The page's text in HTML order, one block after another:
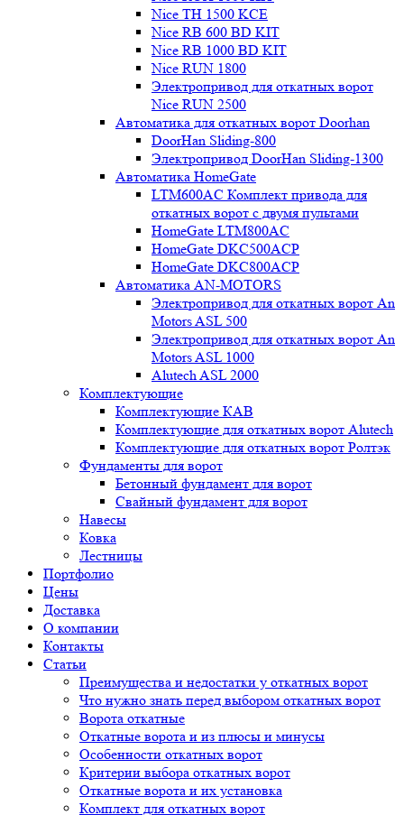
Nice TH 1500 KCE
Nice RB 600 BD KIT
Nice RB 1000 BD KIT
Nice RUN 1800
Электропривод для откатных ворот
Nice RUN 2500
Автоматика для откатных ворот Doorhan
DoorHan Sliding-800
Электропривод DoorHan Sliding-1300
Автоматика HomeGate
LTM600AC Комплект привода для
откатных ворот с двумя пультами
HomeGate LTM800AC
HomeGate DKC500ACP
HomeGate DKC800ACP
Автоматика AN-MOTORS
Электропривод для откатных ворот An
Motors ASL 500
Электропривод для откатных ворот An
Motors ASL 1000
Alutech ASL 2000
Комплектующие
Комплектующие КАВ
Комплектующие для откатных ворот Alutech
Комплектующие для откатных ворот Ролтэк
Фундаменты для ворот
Бетонный фундамент для ворот
Свайный фундамент для ворот
Навесы
Ковка
Лестницы
Портфолио
Цены
Доставка
О компании
Контакты
Статьи
Преимущества и недостатки у откатных ворот
Что нужно знать перед выбором откатных ворот
Ворота откатные
Откатные ворота и из плюсы и минусы
Особенности откатных ворот
Критерии выбора откатных ворот
Откатные ворота и их установка
Комплект для откатных ворот